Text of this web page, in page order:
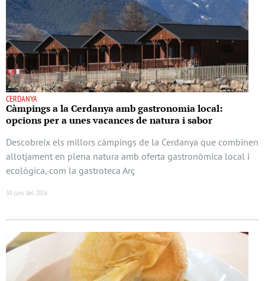
CERDANYA
Càmpings a la Cerdanya amb gastronomia local:
opcions per a unes vacances de natura i sabor
Descobreix els millors càmpings de la Cerdanya que combinen
allotjament en plena natura amb oferta gastronòmica local i
ecològica, com la gastroteca Arç
30 juny del 2026